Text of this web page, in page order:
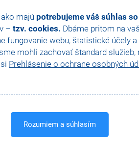
majú potrebujeme váš súhlas
– tzv. cookies. Dbáme pritom na
fungovanie webu, štatistické účely
mohli zachovať štandard služieb,
Prehlásenie o ochrane osobných
Rozumiem a súhlasím
návody z tejto kategórie